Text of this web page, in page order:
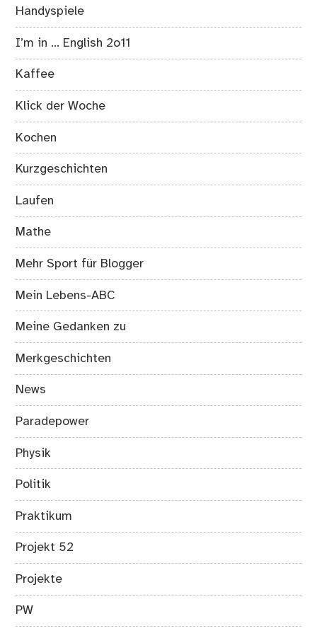
Handyspiele
I’m in … English 2o11
Kaffee
Klick der Woche
Kochen
Kurzgeschichten
Laufen
Mathe
Mehr Sport für Blogger
Mein Lebens-ABC
Meine Gedanken zu
Merkgeschichten
News
Paradepower
Physik
Politik
Praktikum
Projekt 52
Projekte
PW